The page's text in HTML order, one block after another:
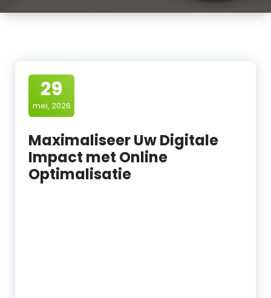
29
mei, 2026
Maximaliseer Uw Digitale
Impact met Online
Optimalisatie